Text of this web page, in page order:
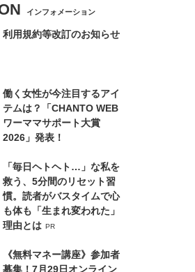
インフォメーション
利用規約等改訂のお知らせ
働く女性が今注目するアイ
テムは？「CHANTO WEB
ワーママサポート大賞
2026」発表！
「毎日ヘトヘト…」な私を
救う、5分間のリセット習
慣。読者がバスタイムで心
も体も「生まれ変われた」
理由とは PR
《無料マネー講座》参加者
募集！7月29日オンライン